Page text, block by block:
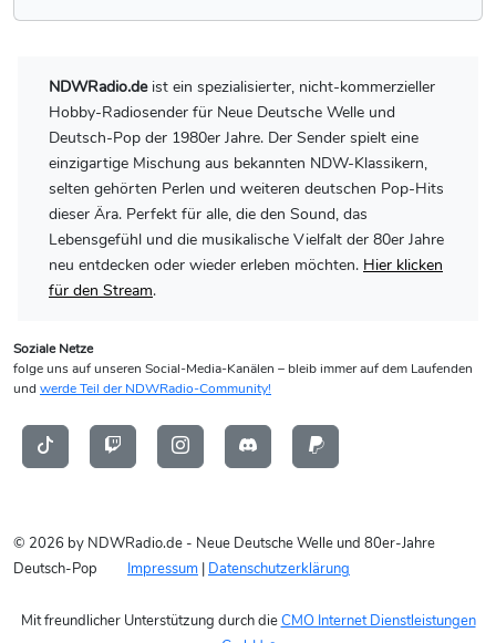
NDWRadio.deist ein spezialisierter, nicht-kommerzieller
Hobby-Radiosender für Neue Deutsche Welle und
Deutsch-Pop der 1980er Jahre. Der Sender spielt eine
einzigartige Mischung aus bekannten NDW-Klassikern,
selten gehörten Perlen und weiteren deutschen Pop-Hits
dieser Ära. Perfekt für alle, die den Sound, das
Lebensgefühl und die musikalische Vielfalt der 80er Jahre
neu entdecken oder wieder erleben möchten. Hier klicken
für den Stream.
Soziale Netze
folge uns auf unseren Social-Media-Kanälen – bleib immer auf dem Laufenden
und werde Teil der NDWRadio-Community!
© 2026 by NDWRadio.de - Neue Deutsche Welle und 80er-Jahre
Deutsch-Pop
Impressum | Datenschutzerklärung
Mit freundlicher Unterstützung durch dieCMO Internet Dienstleistungen